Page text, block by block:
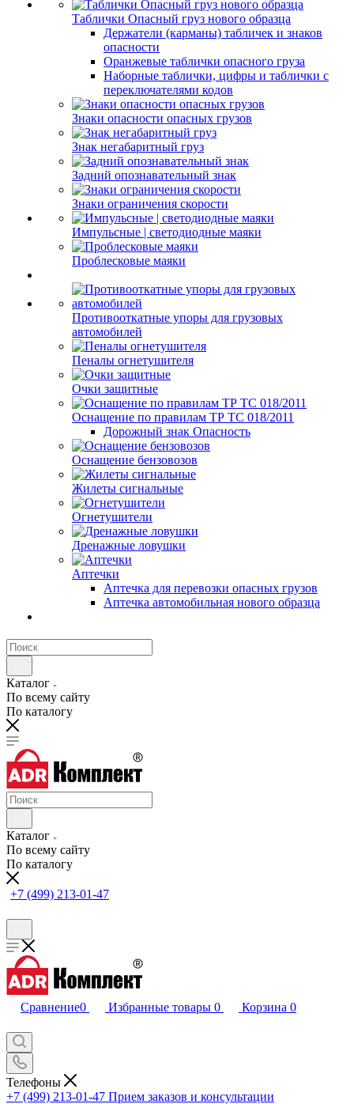
Таблички Опасный груз нового образца
Держатели (карманы) табличек и знаков
опасности
Оранжевые таблички опасного груза
Наборные таблички, цифры и таблички с
переключателями кодов
Знаки опасности опасных грузов
Знак негабаритный груз
Задний опознавательный знак
Знаки ограничения скорости
Импульсные | светодиодные маяки
Проблесковые маяки
Противооткатные упоры для грузовых
автомобилей
Пеналы огнетушителя
Очки защитные
Оснащение по правилам ТР ТС 018/2011
Дорожный знак Опасность
Оснащение бензовозов
Жилеты сигнальные
Огнетушители
Дренажные ловушки
Аптечки
Аптечка для перевозки опасных грузов
Аптечка автомобильная нового образца
Каталог
По всему сайту
По каталогу
Каталог
По всему сайту
По каталогу
+7 (499) 213-01-47
Сравнение0 Избранные товары 0 Корзина 0
Телефоны
+7 (499) 213-01-47 Прием заказов и консультации